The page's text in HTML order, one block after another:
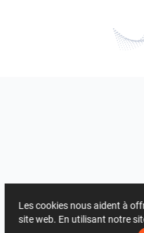
Les cookies nous aident à
site web. En utilisant notre